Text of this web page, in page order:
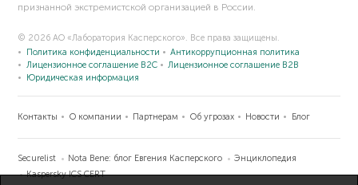
признанной экстремистской организацией в России.
© 2026 АО «Лаборатория Касперского». Все права защищены.
Политика конфиденциальности
Антикоррупционная политика
Лицензионное соглашение B2C
Лицензионное соглашение B2B
Юридическая информация
Контакты О компании Партнерам Об угрозах Новости Блог
Securelist Nota Bene: блог Евгения Касперского
Энциклопедия
Kaspersky ICS CERT